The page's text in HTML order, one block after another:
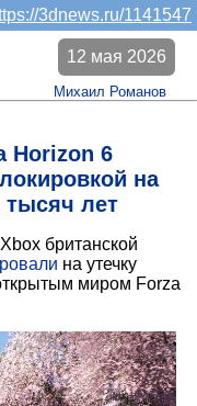
3dnews.ru/1141547
Horizon 6
на
лет
12 мая 2026
Михаил Романов
британской
на утечку
миром Forza